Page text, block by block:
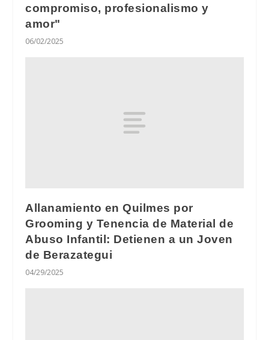
compromiso, profesionalismo y
amor"
06/02/2025
Allanamiento en Quilmes por
Grooming y Tenencia de Material de
Abuso Infantil: Detienen a un Joven
de Berazategui
04/29/2025